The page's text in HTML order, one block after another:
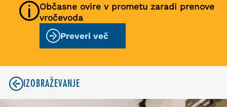
Občasne ovire v prometu zaradi prenove
vročevoda
Preveri več
IZOBRAŽEVANJE